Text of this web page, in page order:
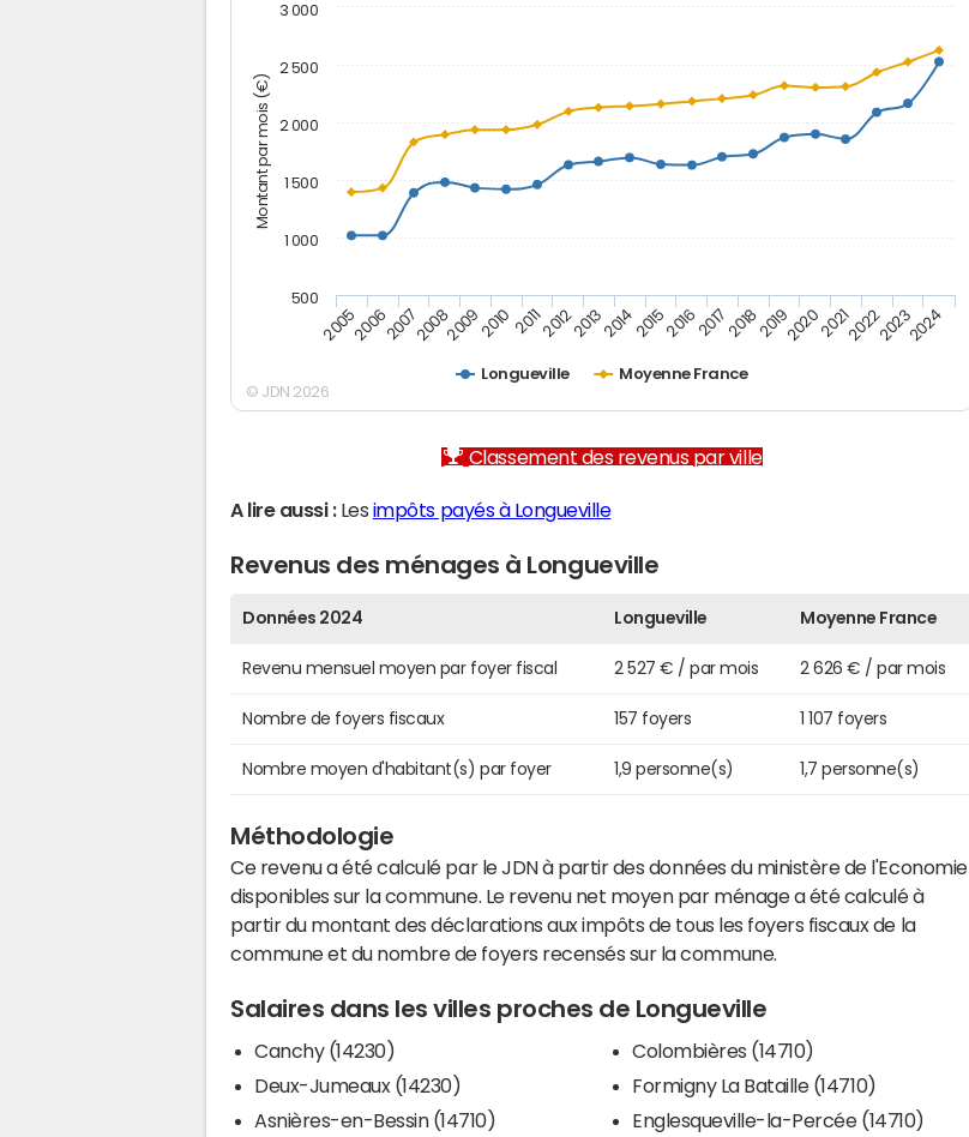
Montant par mois (€)
Longueville Moyenne France
200520062007200820092010 20112012201320142015201620172018201920202021202220232024
500
1 000
1 500
2 000
2 500
3 000
© JDN 2026
Classement des revenus par ville
A lire aussi :Les impôts payés à Longueville
Revenus des ménages à Longueville
Données 2024 Longueville Moyenne France
Revenu mensuel moyen par foyer fiscal 2 527 € / par mois 2 626 € / par mois
Nombre de foyers fiscaux 157 foyers 1 107 foyers
Nombre moyen d'habitant(s) par foyer 1,9 personne(s) 1,7 personne(s)
Méthodologie
Ce revenu a été calculé par le JDN à partir des données du ministère de l'Economie
disponibles sur la commune. Le revenu net moyen par ménage a été calculé à
partir du montant des déclarations aux impôts de tous les foyers fiscaux de la
commune et du nombre de foyers recensés sur la commune.
Salaires dans les villes proches de Longueville
Canchy (14230)
Deux-Jumeaux (14230)
Asnières-en-Bessin (14710)
Colombières (14710)
Formigny La Bataille (14710)
Englesqueville-la-Percée (14710)